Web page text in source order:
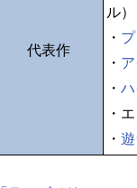
代表作
ル）
・
・
・
・
・